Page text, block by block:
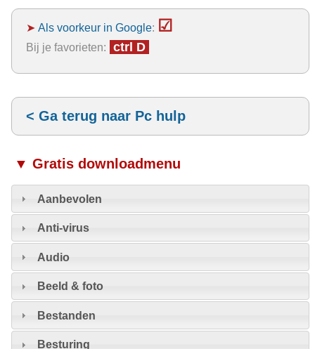
➤ Als voorkeur in Google: ☑
Bij je favorieten: ctrl D
< Ga terug naar Pc hulp
▼ Gratis downloadmenu
Aanbevolen
Anti-virus
Audio
Beeld & foto
Bestanden
Besturing